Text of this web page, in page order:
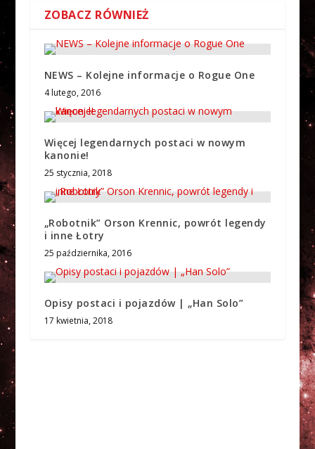
ZOBACZ RÓWNIEŻ
NEWS – Kolejne informacje o Rogue One
4 lutego, 2016
Więcej legendarnych postaci w nowym
kanonie!
25 stycznia, 2018
„Robotnik” Orson Krennic, powrót legendy
i inne Łotry
25 października, 2016
Opisy postaci i pojazdów | „Han Solo”
17 kwietnia, 2018